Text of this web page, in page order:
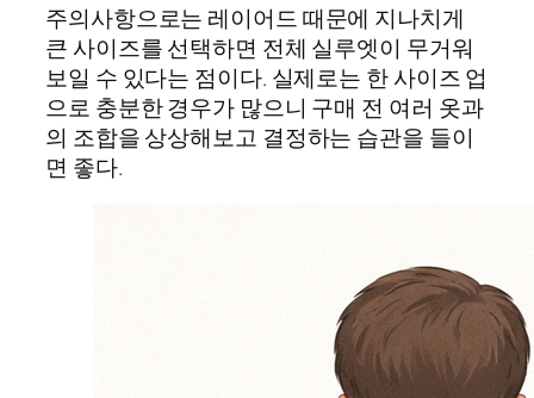
주의사항으로는 레이어드 때문에 지나치게
큰 사이즈를 선택하면 전체 실루엣이 무거워
보일 수 있다는 점이다. 실제로는 한 사이즈 업
으로 충분한 경우가 많으니 구매 전 여러 옷과
의 조합을 상상해보고 결정하는 습관을 들이
면 좋다.